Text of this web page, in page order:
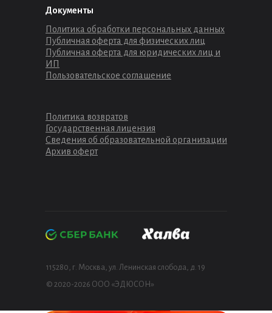
Документы
115280, г. Москва, ул. Ленинская слобода, д. 19
© 2020-2026 ООО «ЭДЮСОН»
Политика обработки персональных данных
Публичная оферта для физических лиц
Публичная оферта для юридических лиц и
ИП
Пользовательское соглашение
Политика возвратов
Государственная лицензия
Сведения об образовательной организации
Архив оферт